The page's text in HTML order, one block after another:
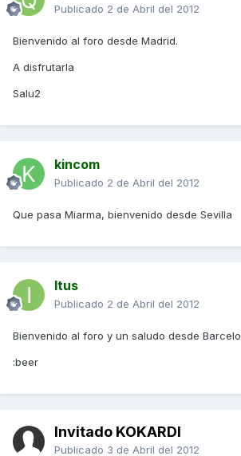
Publicado 2 de Abril del 2012
Bienvenido al foro desde Madrid.
A disfrutarla
Salu2
kincom
Publicado 2 de Abril del 2012
Que pasa Miarma, bienvenido desde Sevilla
Itus
Publicado 2 de Abril del 2012
Bienvenido al foro y un saludo desde
:beer
Invitado KOKARDI
Publicado 3 de Abril del 2012